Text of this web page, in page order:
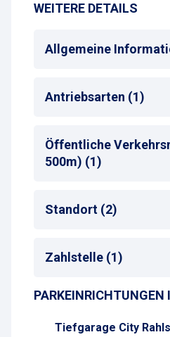
WEITERE DETAILS
Allgemeine
Max. Parkdauer: max.
Antriebsarten (1)
Alle
Öffentliche
500m) (1)
Bus-Haltestelle
Standort (2)
Shopping-Center
Stadtzentrum
Zahlstelle (1)
Parkscheinautomat
PARKEINRICHTUNGEN
Tiefgarage City